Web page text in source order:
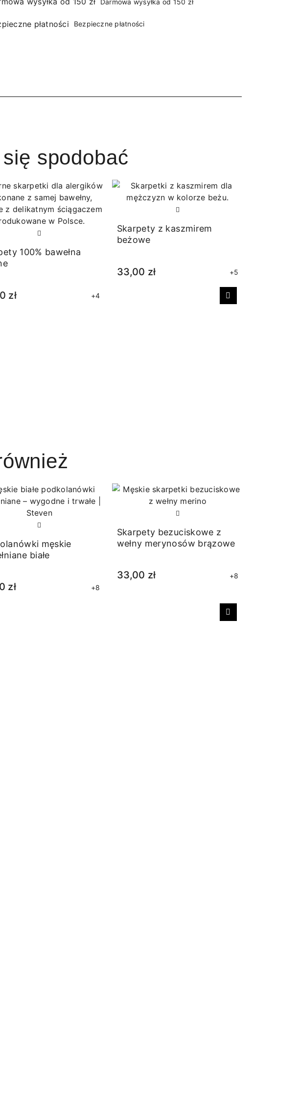
Bezpieczne płatności
spodobać
100% bawełna
zł +4
Skarpety z kaszmirem
beżowe
33,00 zł +5
Następny
męskie
białe
zł +8
Skarpety bezuciskowe z
wełny merynosów brązowe
33,00 zł +8
Następny